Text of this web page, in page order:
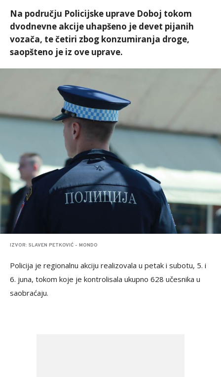
Na području Policijske uprave Doboj tokom
dvodnevne akcije uhapšeno je devet pijanih
vozača, te četiri zbog konzumiranja droge,
saopšteno je iz ove uprave.
IZVOR: SLAVEN PETKOVIĆ - MONDO
Policija je regionalnu akciju realizovala u petak i subotu, 5. i
6. juna, tokom koje je kontrolisala ukupno 628 učesnika u
saobraćaju.